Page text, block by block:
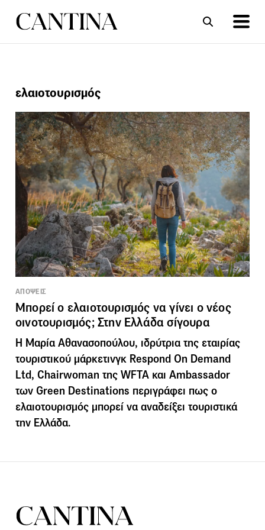
ΣΥΝΤΑΓΕΣ
ελαιοτουρισμός
ΑΠΟΨΕΙΣ
Μπορεί ο ελαιοτουρισμός να γίνει ο νέος
οινοτουρισμός; Στην Ελλάδα σίγουρα
Η Μαρία Αθανασοπούλου, ιδρύτρια της εταιρίας
τουριστικού μάρκετινγκ Respond On Demand
Ltd, Chairwoman της WFTA και Ambassador
των Green Destinations περιγράφει πως ο
ελαιοτουρισμός μπορεί να αναδείξει τουριστικά
την Ελλάδα.